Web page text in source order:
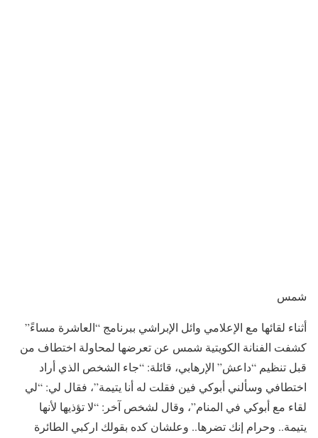
شمس
أثناء لقائها مع الإعلامي وائل الإبراشي ببرنامج “العاشرة مساءً”
كشفت الفنانة الكويتية شمس عن تعرضها لمحاولة اختطاف من
قبل تنظيم “داعش” الإرهابي، قائلة: “جاء الشخص الذي أراد
اختطافي وسألني أبوكي فين فقلت له أنا يتيمة”، فقال لي: “لي
لقاء مع أبوكي في المنام”، وقال لشخص آخر: “لا تؤذيها لأنها
يتيمة.. وحرام إنك تضرها.. وعلشان كده بقولك اركبي الطائرة